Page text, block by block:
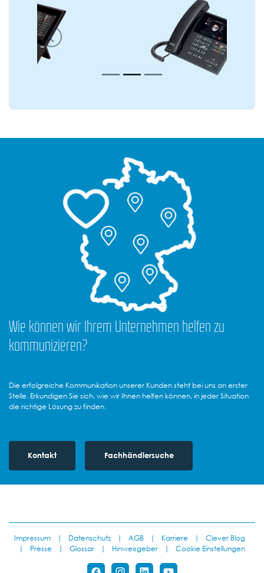
Zurück Vor
Wie können wir Ihrem Unternehmen helfen zu
kommunizieren?
Die erfolgreiche Kommunikation unserer Kunden steht bei uns an erster
Stelle. Erkundigen Sie sich, wie wir Ihnen helfen können, in jeder Situation
die richtige Lösung zu finden.
Kontakt Fachhändlersuche
Impressum | Datenschutz | AGB | Karriere |
Clever Blog
|
Presse | Glossar | Hinweisgeber | Cookie Einstellungen